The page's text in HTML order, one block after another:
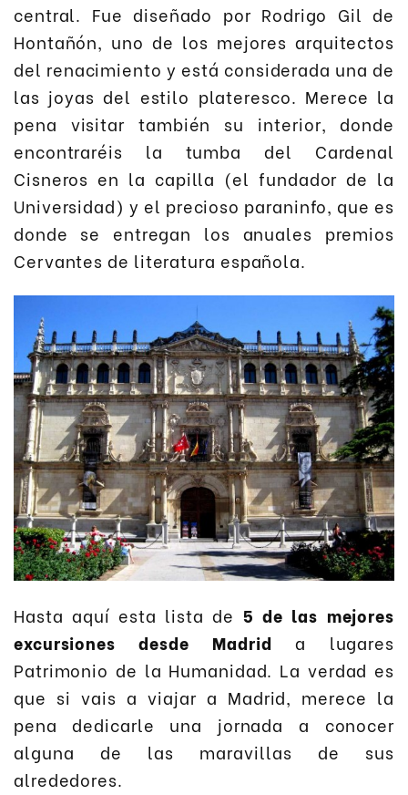
central. Fue diseñado por Rodrigo Gil de
Hontañón, uno de los mejores arquitectos
del renacimiento y está considerada una de
las joyas del estilo plateresco. Merece la
pena visitar también su interior, donde
encontraréis la tumba del Cardenal
Cisneros en la capilla (el fundador de la
Universidad) y el precioso paraninfo, que es
donde se entregan los anuales premios
Cervantes de literatura española.
Hasta aquí esta lista de 5 de las mejores
excursiones desde Madrid a lugares
Patrimonio de la Humanidad. La verdad es
que si vais a viajar a Madrid, merece la
pena dedicarle una jornada a conocer
alguna de las maravillas de sus
alrededores.